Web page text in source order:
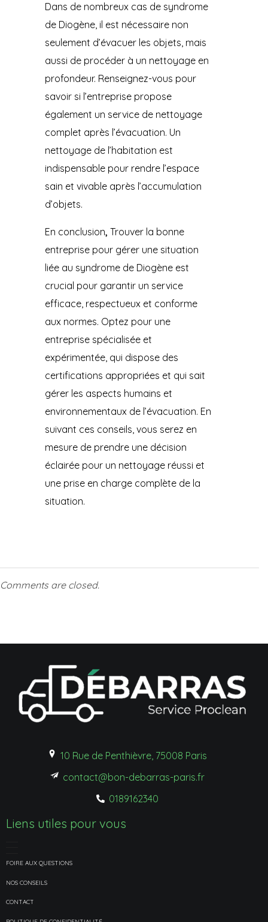
Dans de nombreux cas de syndrome
de Diogène, il est nécessaire non
seulement d’évacuer les objets, mais
aussi de procéder à un nettoyage en
profondeur. Renseignez-vous pour
savoir si l’entreprise propose
également un service de nettoyage
complet après l’évacuation. Un
nettoyage de l’habitation est
indispensable pour rendre l’espace
sain et vivable après l’accumulation
d’objets.
En conclusion, Trouver la bonne
entreprise pour gérer une situation
liée au syndrome de Diogène est
crucial pour garantir un service
efficace, respectueux et conforme
aux normes. Optez pour une
entreprise spécialisée et
expérimentée, qui dispose des
certifications appropriées et qui sait
gérer les aspects humains et
environnementaux de l’évacuation. En
suivant ces conseils, vous serez en
mesure de prendre une décision
éclairée pour un nettoyage réussi et
une prise en charge complète de la
situation.
Comments are closed.
10 Rue de Penthièvre, 75008 Paris
contact@bon-debarras-paris.fr
0189162340
Liens utiles pour vous
FOIRE AUX QUESTIONS
NOS CONSEILS
CONTACT